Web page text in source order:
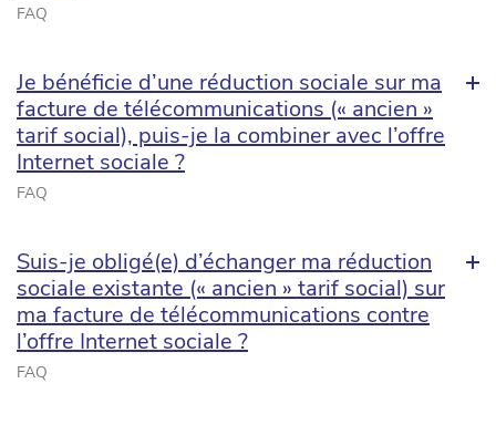
FAQ
Je bénéficie d’une réduction sociale sur ma
facture de télécommunications (« ancien »
tarif social), puis-je la combiner avec l’offre
Internet sociale ?
FAQ
Suis-je obligé(e) d’échanger ma réduction
sociale existante (« ancien » tarif social) sur
ma facture de télécommunications contre
l’offre Internet sociale ?
FAQ